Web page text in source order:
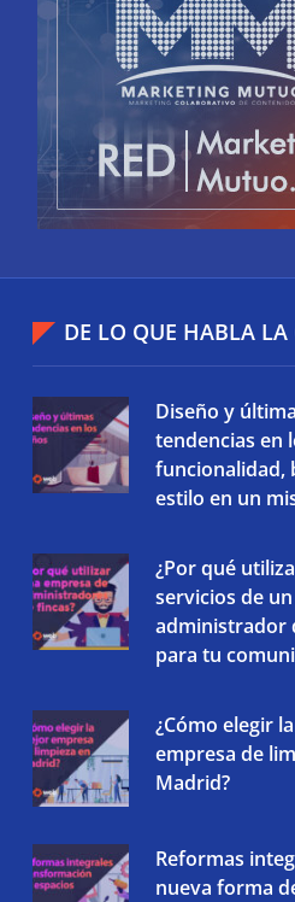
DE LO QUE HABLA LA
Diseño y
tendencias en
funcionalidad,
estilo en un
¿Por qué
servicios de un
administrador
para tu
¿Cómo elegir
empresa de
Madrid?
Reformas
nueva forma